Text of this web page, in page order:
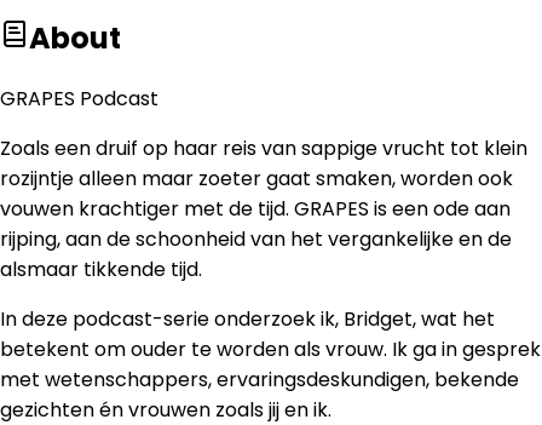
About
GRAPES Podcast
Zoals een druif op haar reis van sappige vrucht tot klein
rozijntje alleen maar zoeter gaat smaken, worden ook
vouwen krachtiger met de tijd. GRAPES is een ode aan
rijping, aan de schoonheid van het vergankelijke en de
alsmaar tikkende tijd.
In deze podcast-serie onderzoek ik, Bridget, wat het
betekent om ouder te worden als vrouw. Ik ga in gesprek
met wetenschappers, ervaringsdeskundigen, bekende
gezichten én vrouwen zoals jij en ik.